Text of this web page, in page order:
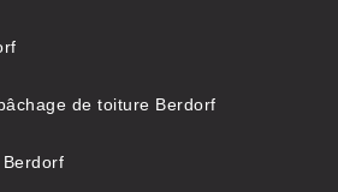
de toiture Berdorf